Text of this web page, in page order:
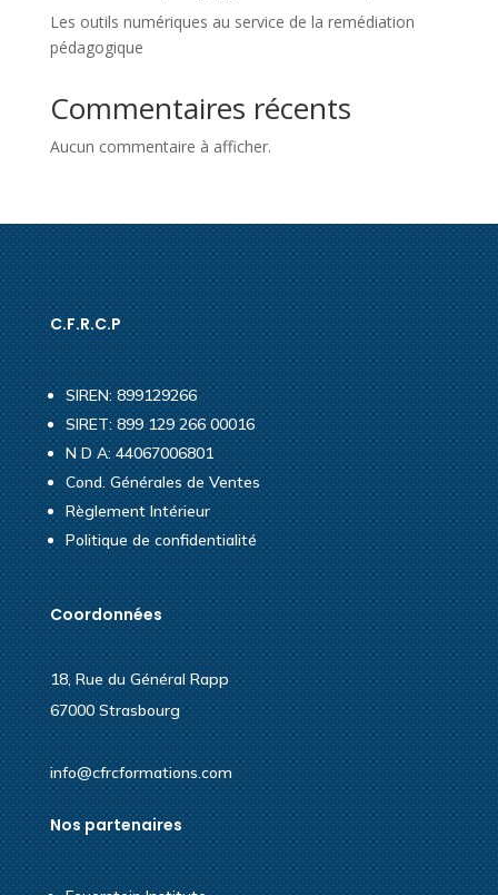
Les outils numériques au service de la remédiation
pédagogique
Commentaires récents
Aucun commentaire à afficher.
C.F.R.C.P
SIREN: 899129266
SIRET: 899 129 266 00016
N D A: 44067006801
Cond. Générales de Ventes
Règlement Intérieur
Politique de confidentialité
Coordonnées
18, Rue du Général Rapp
67000 Strasbourg
info@cfrcformations.com
Nos partenaires